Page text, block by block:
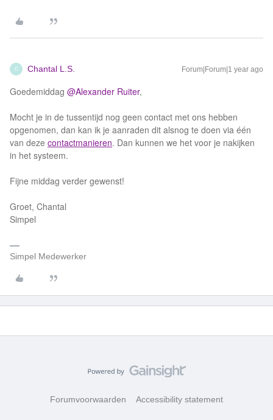
C Chantal L.S. Forum|Forum|1 year ago
Goedemiddag ​ @Alexander Ruiter,
Mocht je in de tussentijd nog geen contact met ons hebben
opgenomen, dan kan ik je aanraden dit alsnog te doen via één
van deze contactmanieren. Dan kunnen we het voor je nakijken
in het systeem.
Fijne middag verder gewenst!
Groet, Chantal
Simpel
Simpel Medewerker
Forumvoorwaarden Accessibility statement